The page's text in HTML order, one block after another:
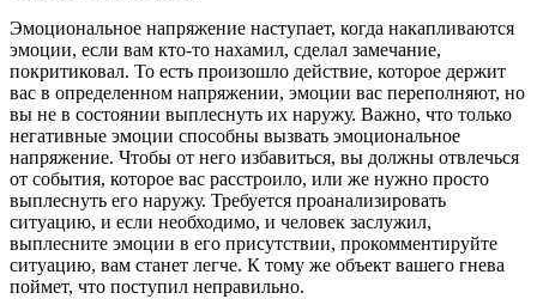
Эмоциональное напряжение наступает, когда накапливаются
эмоции, если вам кто-то нахамил, сделал замечание,
покритиковал. То есть произошло действие, которое держит
вас в определенном напряжении, эмоции вас переполняют, но
вы не в состоянии выплеснуть их наружу. Важно, что только
негативные эмоции способны вызвать эмоциональное
напряжение. Чтобы от него избавиться, вы должны отвлечься
от события, которое вас расстроило, или же нужно просто
выплеснуть его наружу. Требуется проанализировать
ситуацию, и если необходимо, и человек заслужил,
выплесните эмоции в его присутствии, прокомментируйте
ситуацию, вам станет легче. К тому же объект вашего гнева
поймет, что поступил неправильно.